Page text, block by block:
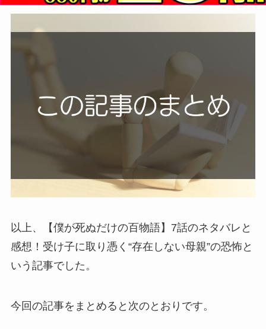
以上、【僕が死ぬだけの百物語】7話のネタバレと
感想！受け子に取り憑く“存在しない母親”の恐怖と
いう記事でした。
今回の記事をまとめると次のとおりです。